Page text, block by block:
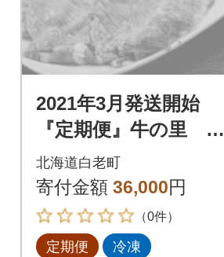
2021年3月発送開始
『定期便』牛の里 高
級黒毛和牛「白老牛」
の贅沢詰め合わせセ
ットB全3回
北海道白老町
寄付金額 36,000円
（0件）
定期便 冷凍